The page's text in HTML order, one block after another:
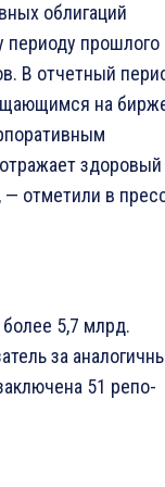
облигаций
периоду прошлого
В отчетный
на
здоровый
— отметили в
5,7 млрд.
за
51 репо-